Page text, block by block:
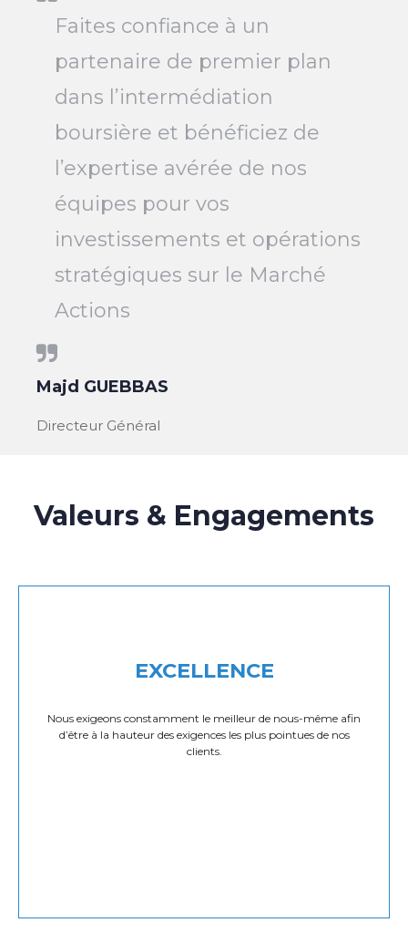
Faites confiance à un
partenaire de premier plan
dans l’intermédiation
boursière et bénéficiez de
l’expertise avérée de nos
équipes pour vos
investissements et opérations
stratégiques sur le Marché
Actions
Majd GUEBBAS
Directeur Général
Valeurs & Engagements
EXCELLENCE
Nous exigeons constamment le meilleur de nous-même afin
d’être à la hauteur des exigences les plus pointues de nos
clients.